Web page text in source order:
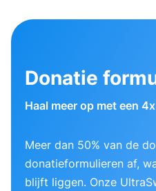
Donatie
Haal meer op met een
Meer dan 50% van de
donatieformulieren af,
blijft liggen. Onze